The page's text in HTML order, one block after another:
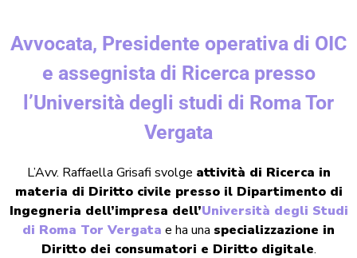
Avvocata, Presidente operativa di OIC
e assegnista di Ricerca presso
l’Università degli studi di Roma Tor
Vergata
L’Avv. Raffaella Grisafi svolge attività di Ricerca in
materia di Diritto civile presso il Dipartimento di
Ingegneria dell’impresa dell’Università degli Studi
di Roma Tor Vergata e ha una specializzazione in
Diritto dei consumatori e Diritto digitale.